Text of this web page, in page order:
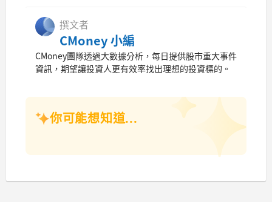
撰文者
CMoney 小編
CMoney團隊透過大數據分析，每日提供股市重大事件
資訊，期望讓投資人更有效率找出理想的投資標的。
你可能想知道...